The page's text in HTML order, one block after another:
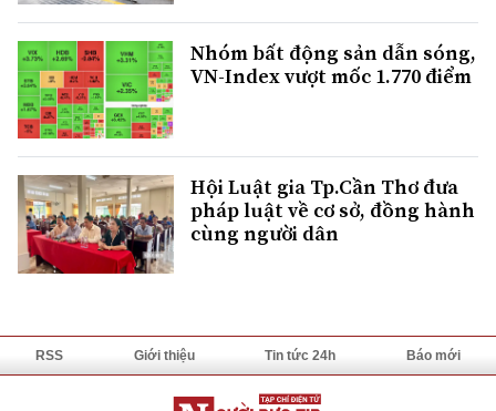
Nhóm bất động sản dẫn sóng,
VN-Index vượt mốc 1.770 điểm
Hội Luật gia Tp.Cần Thơ đưa
pháp luật về cơ sở, đồng hành
cùng người dân
RSS Giới thiệu Tin tức 24h Báo mới